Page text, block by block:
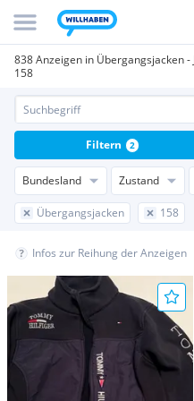
838 Anzeigen in Übergangsjacken -
158
Bundesland Zustand
Übergangsjacken 158
Filtern 2
Infos zur Reihung der Anzeigen